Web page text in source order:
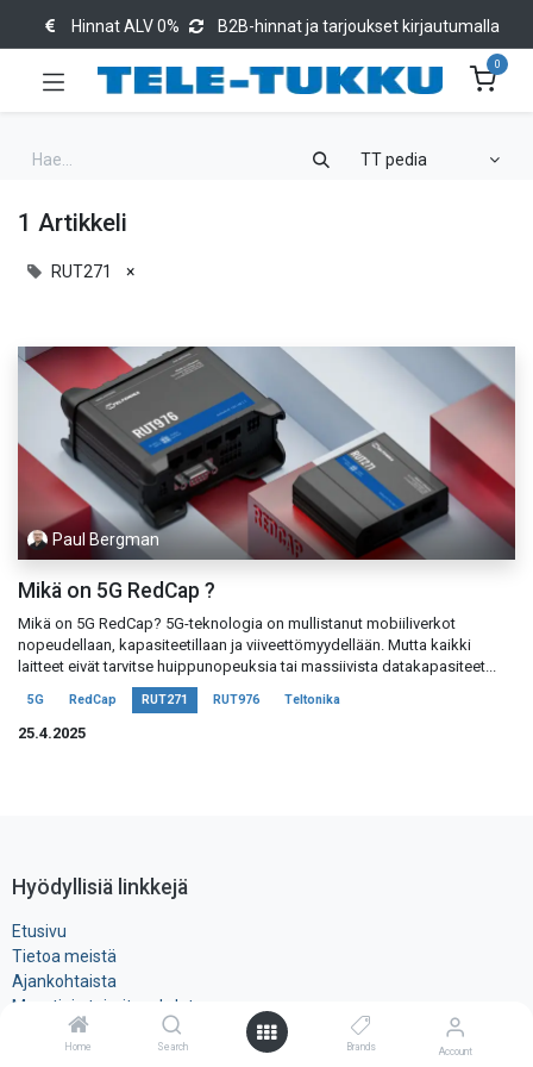
Home Search Brands Account
Hinnat ALV 0% B2B-hinnat ja tarjoukset kirjautumalla
0
TT pedia
1 Artikkeli
RUT271 ×
Paul Bergman
Mikä on 5G RedCap ?
Mikä on 5G RedCap? 5G-teknologia on mullistanut mobiiliverkot
nopeudellaan, kapasiteetillaan ja viiveettömyydellään. Mutta kaikki
laitteet eivät tarvitse huippunopeuksia tai massiivista datakapasiteet...
5G RedCap RUT271 RUT976 Teltonika
25.4.2025
Hyödyllisiä linkkejä
Etusivu
Tietoa meistä
Ajankohtaista
Myynti- ja toimitusehdot
Rekisteri- ja ​evästeseloste
Tuotteet